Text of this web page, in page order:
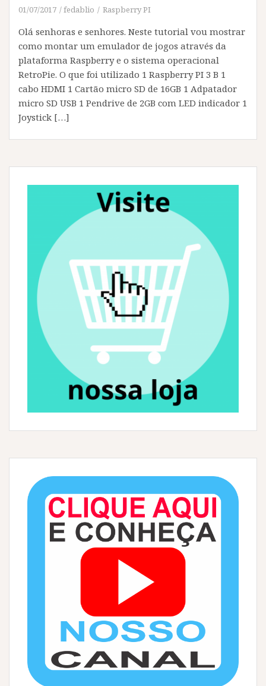
01/07/2017 fedablio Raspberry PI
Olá senhoras e senhores. Neste tutorial vou mostrar
como montar um emulador de jogos através da
plataforma Raspberry e o sistema operacional
RetroPie. O que foi utilizado 1 Raspberry PI 3 B 1
cabo HDMI 1 Cartão micro SD de 16GB 1 Adpatador
micro SD USB 1 Pendrive de 2GB com LED indicador 1
Joystick […]